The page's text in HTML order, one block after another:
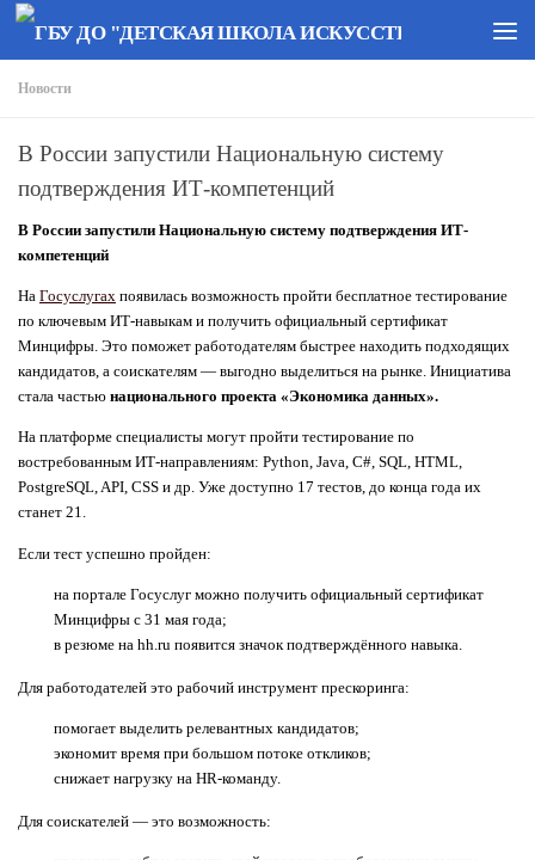
Перейти к содержимому
Новости
В России запустили Национальную систему
подтверждения ИТ-компетенций
В России запустили Национальную систему подтверждения ИТ-
компетенций
На Госуслугах появилась возможность пройти бесплатное тестирование
по ключевым ИТ-навыкам и получить официальный сертификат
Минцифры. Это поможет работодателям быстрее находить подходящих
кандидатов, а соискателям — выгодно выделиться на рынке. Инициатива
стала частью национального проекта «Экономика данных».
На платформе специалисты могут пройти тестирование по
востребованным ИТ-направлениям: Python, Java, C#, SQL, HTML,
PostgreSQL, API, CSS и др. Уже доступно 17 тестов, до конца года их
станет 21.
Если тест успешно пройден:
на портале Госуслуг можно получить официальный сертификат
Минцифры с 31 мая года;
в резюме на hh.ru появится значок подтверждённого навыка.
Для работодателей это рабочий инструмент прескоринга:
помогает выделить релевантных кандидатов;
экономит время при большом потоке откликов;
снижает нагрузку на HR-команду.
Для соискателей — это возможность: